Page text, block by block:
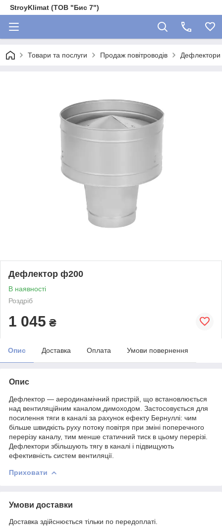
StroyKlimat (ТОВ "Бис 7")
Товари та послуги Продаж повітроводів Дефлектори
Дефлектор ф200
В наявності
Роздріб
1 045 ₴
Опис Доставка Оплата Умови повернення
Опис
Дефлектор — аеродинамічний пристрій, що встановлюється
над вентиляційним каналом,димоходом. Застосовується для
посилення тяги в каналі за рахунок ефекту Бернуллі: чим
більше швидкість руху потоку повітря при зміні поперечного
перерізу каналу, тим менше статичний тиск в цьому перерізі.
Дефлектори збільшують тягу в каналі і підвищують
ефективність систем вентиляції.
Приховати
Умови доставки
Доставка здійснюється тільки по передоплаті.